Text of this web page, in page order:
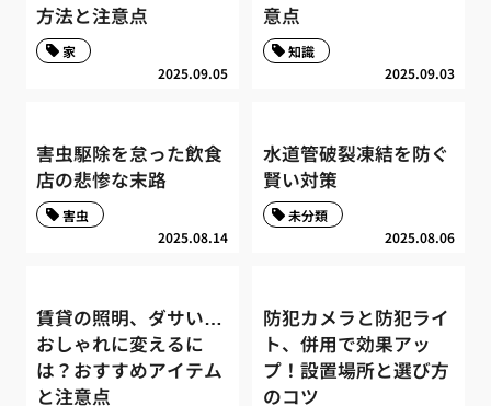
方法と注意点
2025.09.05
家
意点
2025.09.03
知識
害虫駆除を怠った飲食
店の悲惨な末路
2025.08.14
害虫
水道管破裂凍結を防ぐ
賢い対策
2025.08.06
未分類
賃貸の照明、ダサい…
おしゃれに変えるに
は？おすすめアイテム
と注意点
防犯カメラと防犯ライ
ト、併用で効果アッ
プ！設置場所と選び方
のコツ